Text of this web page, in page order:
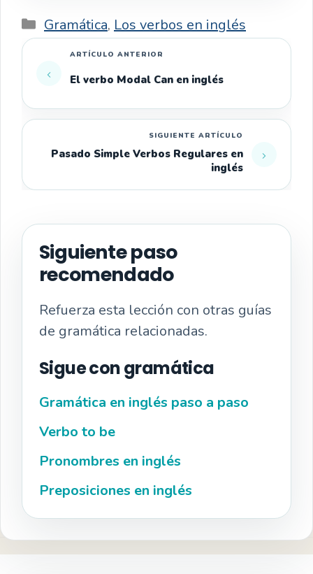
Categorías
Gramática, Los verbos en inglés
El verbo Modal Can en inglés
Pasado Simple Verbos Regulares en
inglés
Siguiente paso
recomendado
Refuerza esta lección con otras guías
de gramática relacionadas.
Sigue con gramática
Gramática en inglés paso a paso
Verbo to be
Pronombres en inglés
Preposiciones en inglés